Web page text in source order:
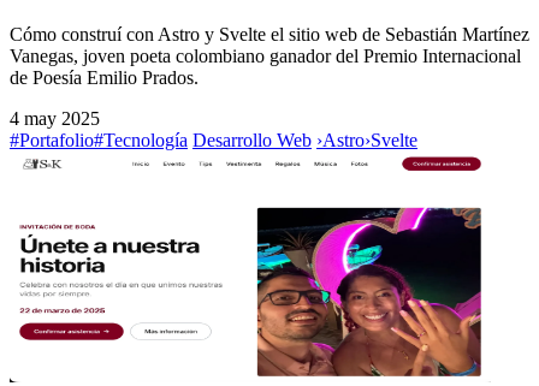
Cómo construí con Astro y Svelte el sitio web de Sebastián Martínez
Vanegas, joven poeta colombiano ganador del Premio Internacional
de Poesía Emilio Prados.
4 may 2025
#Portafolio#Tecnología Desarrollo Web ›Astro›Svelte